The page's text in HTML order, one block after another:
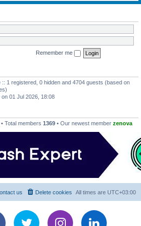
Remember me
:: 1 registered, 0 hidden and 4704 guests (based on
on 01 Jul 2026, 18:08
• Total members 1369 • Our newest member zenova
All times are UTC+03:00
Delete cookies
us